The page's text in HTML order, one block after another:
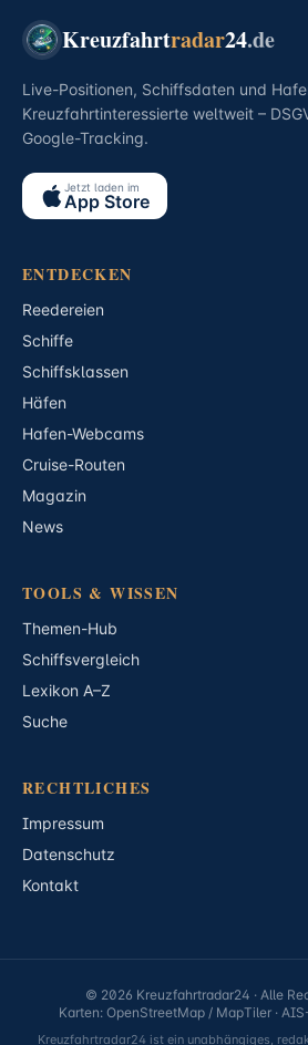
Kreuzfahrtradar24.de
Live-Positionen, Schiffsdaten und
Kreuzfahrtinteressierte weltweit –
Google-Tracking.
Jetzt laden im
App Store
ENTDECKEN
Reedereien
Schiffe
Schiffsklassen
Häfen
Hafen-Webcams
Cruise-Routen
Magazin
News
TOOLS & WISSEN
Themen-Hub
Schiffsvergleich
Lexikon A–Z
Suche
RECHTLICHES
Impressum
Datenschutz
Kontakt
© 2026 Kreuzfahrtradar24 · Alle
Karten: OpenStreetMap / MapTiler ·
Kreuzfahrtradar24 ist ein unabhängiges,